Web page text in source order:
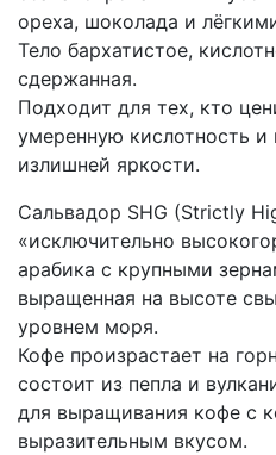
ореха, шоколада и
Тело бархатистое,
сдержанная.
Подходит для тех, кто
умеренную кислотность
излишней яркости.
Сальвадор SHG (Strictly
«исключительно
арабика с крупными
выращенная на высоте
уровнем моря.
Кофе произрастает на
состоит из пепла и
для выращивания кофе с
выразительным вкусом.